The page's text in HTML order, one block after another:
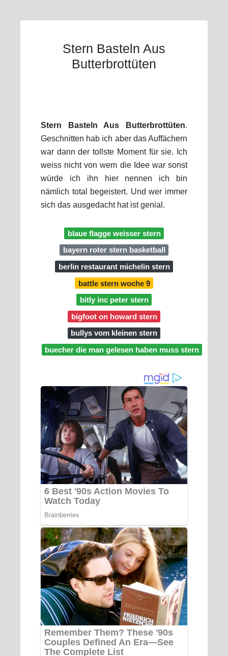
Stern Basteln Aus
Butterbrottüten
Stern Basteln Aus Butterbrottüten.
Geschnitten hab ich aber das Auffächern
war dann der tollste Moment für sie. Ich
weiss nicht von wem die Idee war sonst
würde ich ihn hier nennen ich bin
nämlich total begeistert. Und wer immer
sich das ausgedacht hat ist genial.
blaue flagge weisser stern
bayern roter stern basketball
berlin restaurant michelin stern
battle stern woche 9
bitly inc peter stern
bigfoot on howard stern
bullys vom kleinen stern
buecher die man gelesen haben muss stern